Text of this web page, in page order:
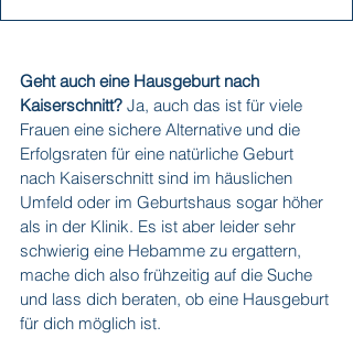
Geht auch eine Hausgeburt nach
Kaiserschnitt? Ja, auch das ist für viele
Frauen eine sichere Alternative und die
Erfolgsraten für eine natürliche Geburt
nach Kaiserschnitt sind im häuslichen
Umfeld oder im Geburtshaus sogar höher
als in der Klinik. Es ist aber leider sehr
schwierig eine Hebamme zu ergattern,
mache dich also frühzeitig auf die Suche
und lass dich beraten, ob eine Hausgeburt
für dich möglich ist.